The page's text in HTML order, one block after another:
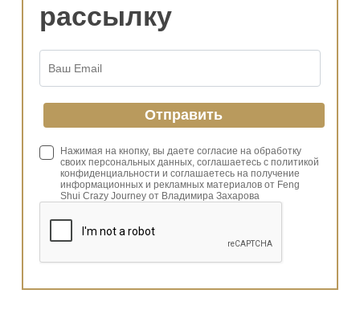
рассылку
Нажимая на кнопку, вы даете согласие на обработку
своих персональных данных, соглашаетесь с политикой
конфиденциальности и соглашаетесь на получение
информационных и рекламных материалов от Feng
Shui Crazy Journey от Владимира Захарова